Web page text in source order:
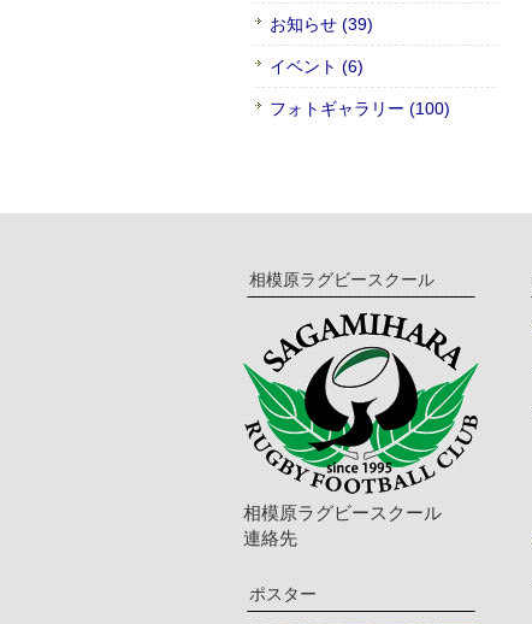
お知らせ (39)
イベント (6)
フォトギャラリー (100)
相模原ラグビースクール
相模原ラグビースクール
連絡先
ポスター